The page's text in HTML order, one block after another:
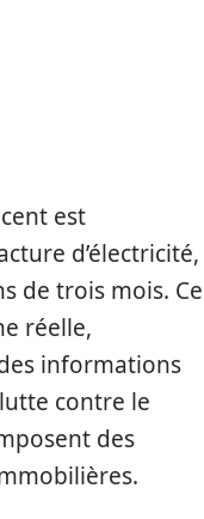
est
d’électricité,
de trois mois. Ce
réelle,
informations
contre le
des